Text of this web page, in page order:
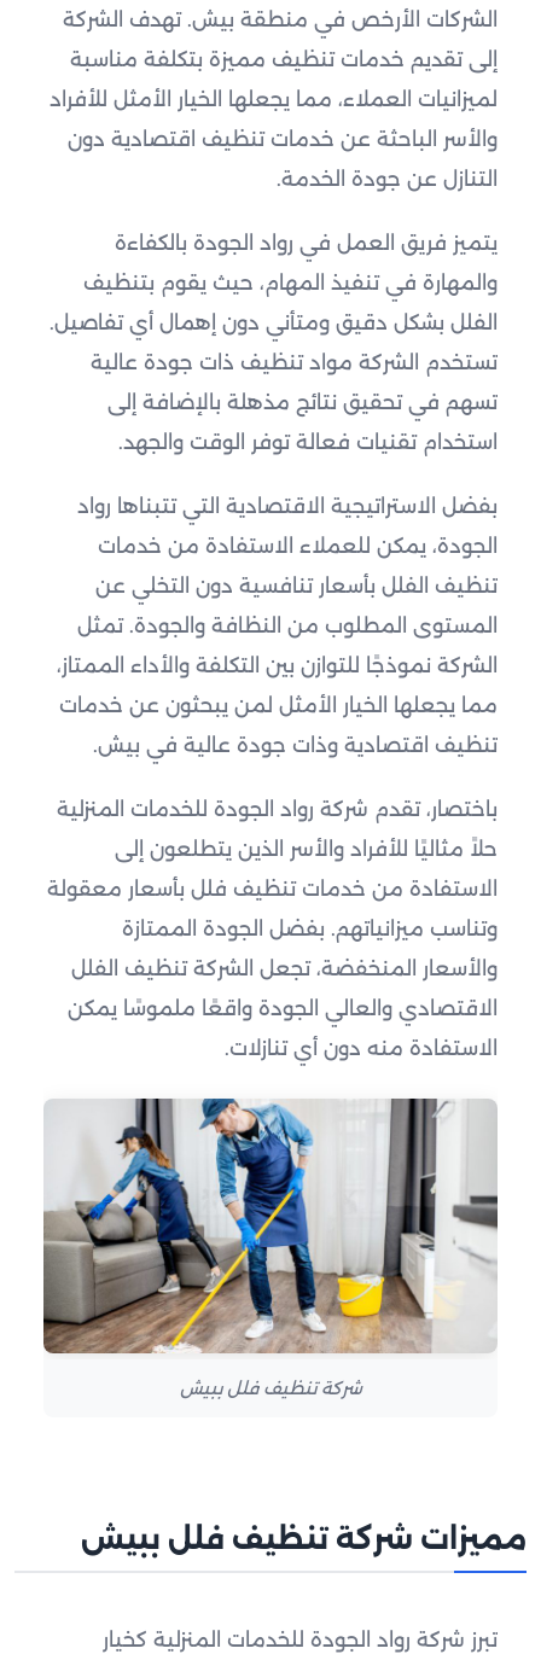
الشركات الأرخص في منطقة بيش. تهدف الشركة
إلى تقديم خدمات تنظيف مميزة بتكلفة مناسبة
لميزانيات العملاء، مما يجعلها الخيار الأمثل للأفراد
والأسر الباحثة عن خدمات تنظيف اقتصادية دون
التنازل عن جودة الخدمة.
يتميز فريق العمل في رواد الجودة بالكفاءة
والمهارة في تنفيذ المهام، حيث يقوم بتنظيف
الفلل بشكل دقيق ومتأني دون إهمال أي تفاصيل.
تستخدم الشركة مواد تنظيف ذات جودة عالية
تسهم في تحقيق نتائج مذهلة بالإضافة إلى
استخدام تقنيات فعالة توفر الوقت والجهد.
بفضل الاستراتيجية الاقتصادية التي تتبناها رواد
الجودة، يمكن للعملاء الاستفادة من خدمات
تنظيف الفلل بأسعار تنافسية دون التخلي عن
المستوى المطلوب من النظافة والجودة. تمثل
الشركة نموذجًا للتوازن بين التكلفة والأداء الممتاز،
مما يجعلها الخيار الأمثل لمن يبحثون عن خدمات
تنظيف اقتصادية وذات جودة عالية في بيش.
باختصار، تقدم شركة رواد الجودة للخدمات المنزلية
حلاً مثاليًا للأفراد والأسر الذين يتطلعون إلى
الاستفادة من خدمات تنظيف فلل بأسعار معقولة
وتناسب ميزانياتهم. بفضل الجودة الممتازة
والأسعار المنخفضة، تجعل الشركة تنظيف الفلل
الاقتصادي والعالي الجودة واقعًا ملموسًا يمكن
الاستفادة منه دون أي تنازلات.
شركة تنظيف فلل ببيش
مميزات شركة تنظيف فلل ببيش
تبرز شركة رواد الجودة للخدمات المنزلية كخيار